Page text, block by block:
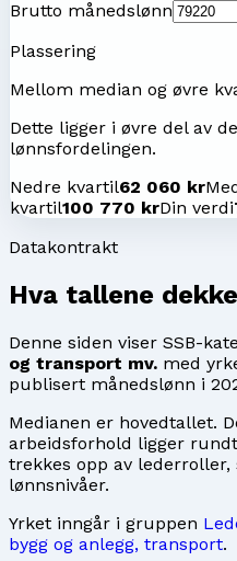
Brutto månedslønn
Plassering
Mellom median og øvre
Dette ligger i øvre del av
lønnsfordelingen.
Nedre kvartil62 060 kr
kvartil100 770 krDin verdi
Datakontrakt
Hva tallene
Denne siden viser SSB-
og transport mv. med
publisert månedslønn i
Medianen er hovedtallet.
arbeidsforhold ligger
trekkes opp av
lønnsnivåer.
Yrket inngår i gruppen
bygg og anlegg, transport.